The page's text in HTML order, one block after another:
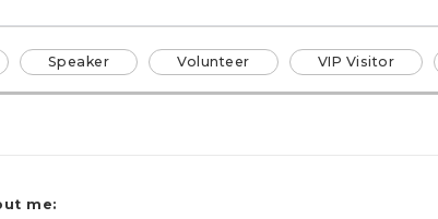
Speaker Volunteer VIP Visitor
me: